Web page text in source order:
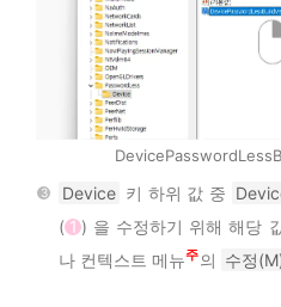
Device 키 하위 값 중
( 1 ) 을 수정하기 위해 해당
나 컨텍스트 메뉴2 의 수정